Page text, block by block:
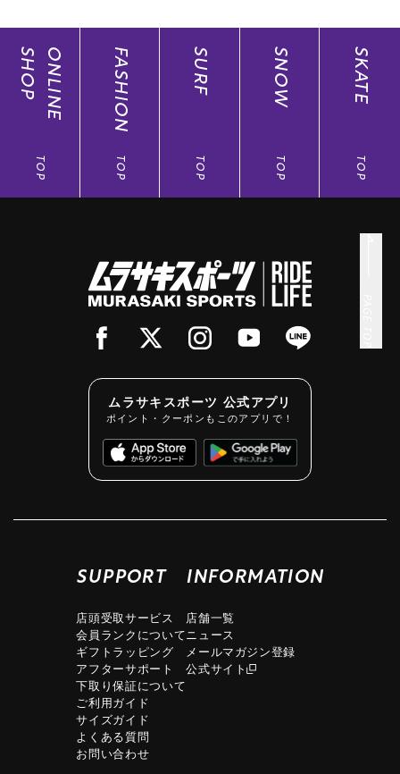
ONLINE
SHOP
TOP
FASHION
TOP
SURF
TOP
SNOW
TOP
SKATE
TOP
ムラサキスポーツ 公式アプリ
ポイント・クーポンもこのアプリで！
SUPPORT
店頭受取サービス
会員ランクについて
ギフトラッピング
アフターサポート
下取り保証について
ご利用ガイド
サイズガイド
よくある質問
お問い合わせ
INFORMATION
店舗一覧
ニュース
メールマガジン登録
公式サイト